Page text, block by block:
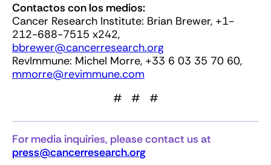
Contactos con los medios:
Cancer Research Institute: Brian Brewer, +1-
212-688-7515 x242,
bbrewer@cancerresearch.org
RevImmune: Michel Morre, +33 6 03 35 70 60,
mmorre@revimmune.com
# # #
For media inquiries, please contact us at
press@cancerresearch.org